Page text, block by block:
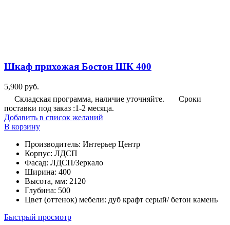
Шкаф прихожая Бостон ШК 400
5,900 руб.
Складская программа, наличие уточняйте.
Сроки
поставки под заказ :1-2 месяца.
Добавить в список желаний
В корзину
Производитель: Интерьер Центр
Корпус: ЛДСП
Фасад: ЛДСП/Зеркало
Ширина: 400
Высота, мм: 2120
Глубина: 500
Цвет (оттенок) мебели: дуб крафт серый/ бетон камень
Быстрый просмотр